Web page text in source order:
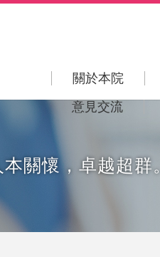
關於本院
意見交流
本關懷，卓越超群